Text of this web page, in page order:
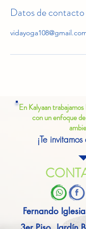
Datos de contacto
En Kalyaan
con un enfoque
¡Te
Fernando